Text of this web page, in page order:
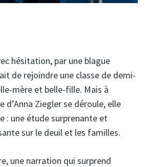
hésitation, par une blague
de rejoindre une classe de demi-
mère et belle-fille. Mais à
d’Anna Ziegler se déroule, elle
: une étude surprenante et
sur le deuil et les familles.
une narration qui surprend